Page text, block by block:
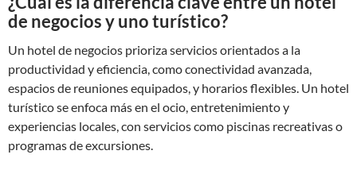
de negocios y uno turístico?
Un hotel de negocios prioriza servicios orientados a la
productividad y eficiencia, como conectividad avanzada,
espacios de reuniones equipados, y horarios flexibles. Un hotel
turístico se enfoca más en el ocio, entretenimiento y
experiencias locales, con servicios como piscinas recreativas o
programas de excursiones.